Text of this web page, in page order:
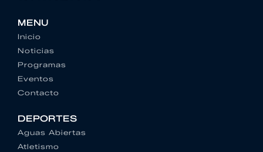
MENU
Inicio
Noticias
Programas
Eventos
Contacto
DEPORTES
Aguas Abiertas
Atletismo